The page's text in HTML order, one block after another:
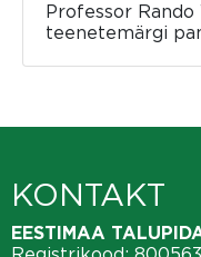
Professor
teenetemärgi
KONTAKT
EESTIMAA